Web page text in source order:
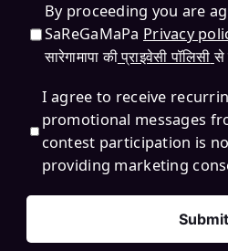
By proceeding you are
SaReGaMaPa Privacy
सारेगामापा कीप्राइवेसी पॉलिसी से
I agree to receive
promotional messages
contest participation is
providing marketing
Submit